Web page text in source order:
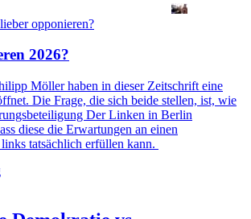
opponieren?
2026?
Möllerhaben in dieser Zeitschrift eine
Die Frage, die sich beide stellen, ist, wie
Der Linken in Berlin
diese die Erwartungen an einen
tatsächlich erfüllen kann.